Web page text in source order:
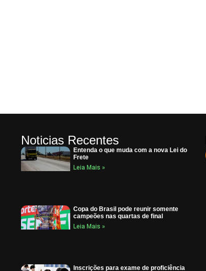
Noticias Recentes
Entenda o que muda com a nova Lei do
Frete
Leia Mais »
Copa do Brasil pode reunir somente
campeões nas quartas de final
Leia Mais »
Inscrições para exame de proficiência